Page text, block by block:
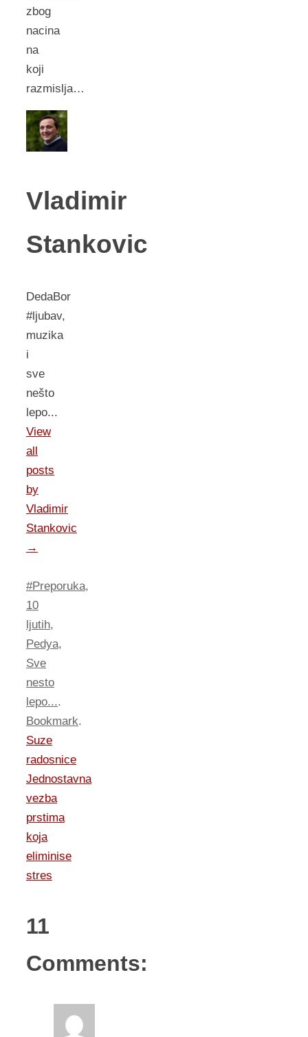
zbog
nacina
na
koji
razmislja…
Vladimir
Stankovic
DedaBor
#ljubav,
muzika
i
sve
nešto
lepo...
View
all
posts
by
Vladimir
Stankovic
→
#Preporuka,
10
ljutih,
Pedya,
Sve
nesto
lepo....
Bookmark.
Suze
radosnice
Jednostavna
vezba
prstima
koja
eliminise
stres
11
Comments: